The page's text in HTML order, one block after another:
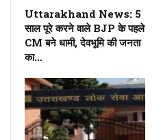
Uttarakhand News: 5
साल पूरे करने वाले BJP के पहले
CM बने धामी, देवभूमि की जनता
का…